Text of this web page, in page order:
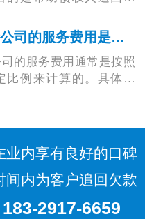
式时，台州讨债公司需
以确保能够满足客户的
收益。以下是一些常见
天宁正规收债公司的服务费用是如何计算的？
的服务费用通常是按照
比例来计算的。具体来
由以下几个方面组成：
按照追讨金额的固定比
业内享有良好的口碑
间内为客户追回欠款
2917-6659